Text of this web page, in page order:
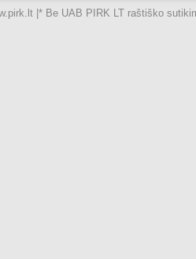
| * Be UAB PIRK LT raštiško